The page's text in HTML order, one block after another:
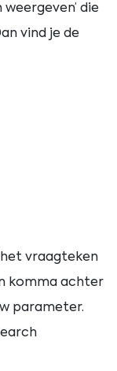
die
vind je de
het vraagteken
komma achter
parameter.